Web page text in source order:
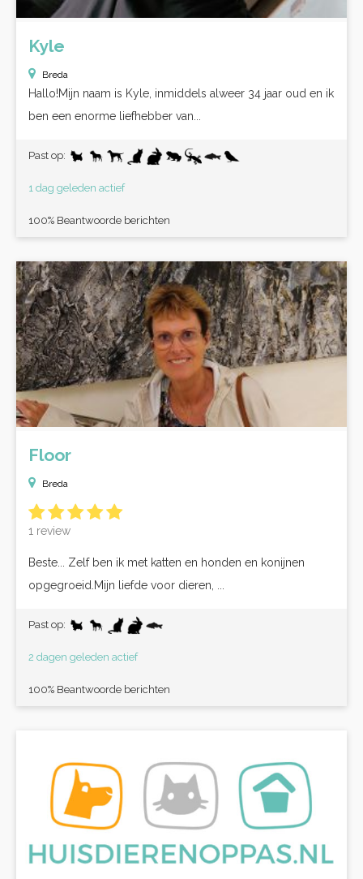
Kyle
Breda
Hallo!Mijn naam is Kyle, inmiddels alweer 34 jaar oud en ik
ben een enorme liefhebber van...
Past op:
1 dag geleden actief
100% Beantwoorde berichten
Floor
Breda
1 review
Beste... Zelf ben ik met katten en honden en konijnen
opgegroeid.Mijn liefde voor dieren, ...
Past op:
2 dagen geleden actief
100% Beantwoorde berichten